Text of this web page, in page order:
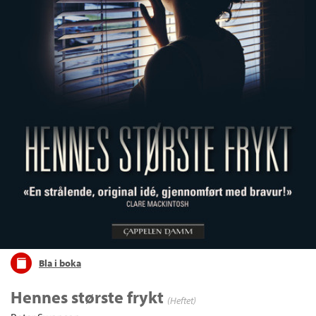
Bla i boka
Hennes største frykt (Heftet)